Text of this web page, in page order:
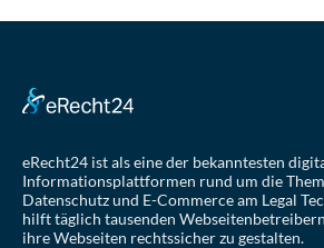
eRecht24 ist als eine der bekanntesten
Informationsplattformen rund um die
Datenschutz und E-Commerce am Legal
hilft täglich tausenden
ihre Webseiten rechtssicher zu gestalten.